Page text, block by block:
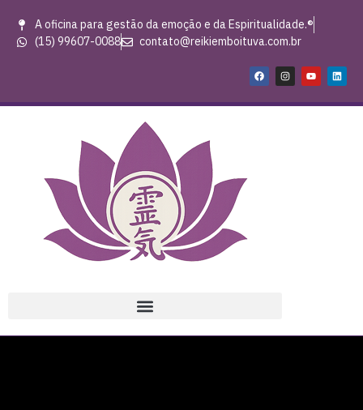
A oficina para gestão da emoção e da Espiritualidade.®
(15) 99607-0088
contato@reikiemboituva.com.br